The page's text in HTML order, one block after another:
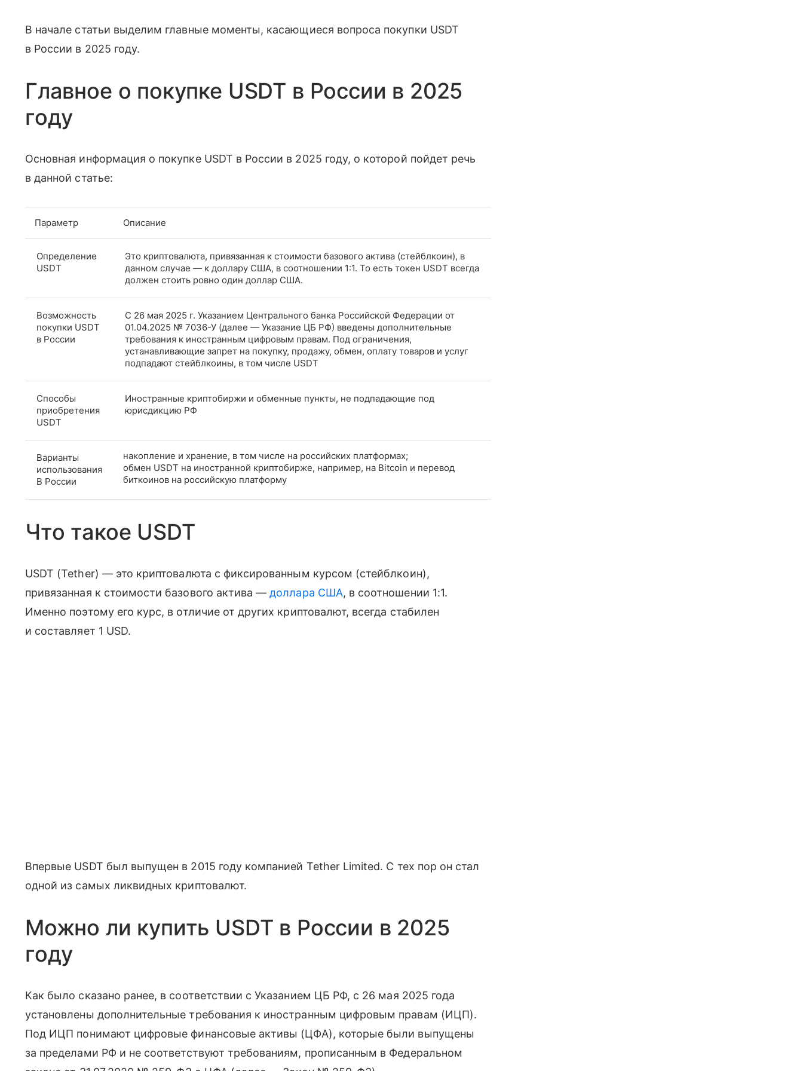
В начале статьи выделим главные моменты, касающиеся вопроса покупки USDT
в России в 2025 году.
Главное о покупке USDT в России в 2025
году
Основная информация о покупке USDT в России в 2025 году, о которой пойдет речь
в данной статье:
Параметр Описание
Определение
USDT
Это криптовалюта, привязанная к стоимости базового актива (стейблкоин), в
данном случае — к доллару США, в соотношении 1:1. То есть токен USDT всегда
должен стоить ровно один доллар США.
Возможность
покупки USDT
в России
С 26 мая 2025 г. Указанием Центрального банка Российской Федерации от
01.04.2025 № 7036-У (далее — Указание ЦБ РФ) введены дополнительные
требования к иностранным цифровым правам. Под ограничения,
устанавливающие запрет на покупку, продажу, обмен, оплату товаров и услуг
подпадают стейблкоины, в том числе USDT
Способы
приобретения
USDT
Иностранные криптобиржи и обменные пункты, не подпадающие под
юрисдикцию РФ
Варианты
использования
В России
накопление и хранение, в том числе на российских платформах;
обмен USDT на иностранной криптобирже, например, на Bitcoin и перевод
биткоинов на российскую платформу
Что такое USDT
USDT (Tether) — это криптовалюта с фиксированным курсом (стейблкоин),
привязанная к стоимости базового актива —доллара США, в соотношении 1:1.
Именно поэтому его курс, в отличие от других криптовалют, всегда стабилен
и составляет 1 USD.
Впервые USDT был выпущен в 2015 году компанией Tether Limited. С тех пор он стал
одной из самых ликвидных криптовалют.
Можно ли купить USDT в России в 2025
году
Как было сказано ранее, в соответствии с Указанием ЦБ РФ, с 26 мая 2025 года
установлены дополнительные требования к иностранным цифровым правам (ИЦП).
Под ИЦП понимают цифровые финансовые активы (ЦФА), которые были выпущены
за пределами РФ и не соответствуют требованиям, прописанным в Федеральном